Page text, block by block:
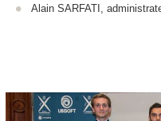
Alain SARFATI,